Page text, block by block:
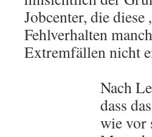
Jobcenter, die
Fehlverhalten
Extremfällen nicht
Nach
dass
wie vor